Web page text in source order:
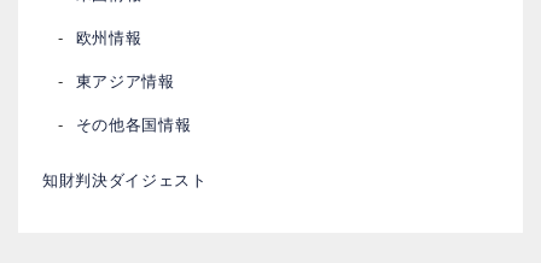
欧州情報
東アジア情報
その他各国情報
知財判決ダイジェスト